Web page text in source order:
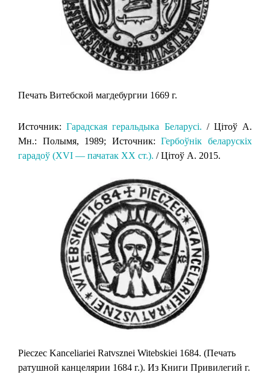
Печать Витебской магдебургии 1669 г.
Источник:Гарадская геральдыка Беларусi. / Цiтоў А.
Мн.: Полымя, 1989; Источник:Гербоўнік беларускіх
гарадоў (XVI — пачатак XX ст.). / Цітоў А. 2015.
Pieczec Kanceliariei Ratvsznei Witebskiei 1684. (Печать
ратушной канцелярии 1684 г.). Из Книги Привилегий г.